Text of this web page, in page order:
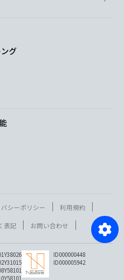
グ
シーポリシー
利用規約
表記
お問い合わせ
ID000000448
ID000005942